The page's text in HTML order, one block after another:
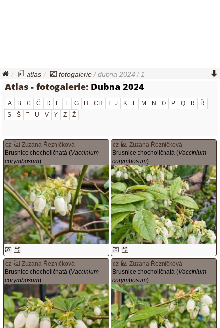
atlas fotogalerie / dubna 2024 / 1
Atlas - fotogalerie: Dubna 2024
A B C Č D E F G H CH J K L M N O P Q R
Ř
S
Š T U V Y Z Ž
cz
Zuzana Řezníčková
Brusnice chocholičnatá (Vaccinium
corymbosum)
cz
Zuzana Řezníčková
Brusnice chocholičnatá (Vaccinium
corymbosum)
cz
Zuzana Řezníčková
Brusnice chocholičnatá (Vaccinium
corymbosum)
cz
Zuzana Řezníčková
Brusnice chocholičnatá (Vaccinium
corymbosum)